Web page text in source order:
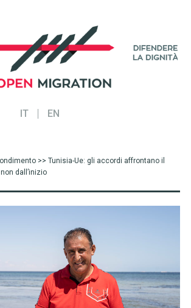
IT EN
>> Tunisia-Ue: gli accordi affrontano il
dall’inizio